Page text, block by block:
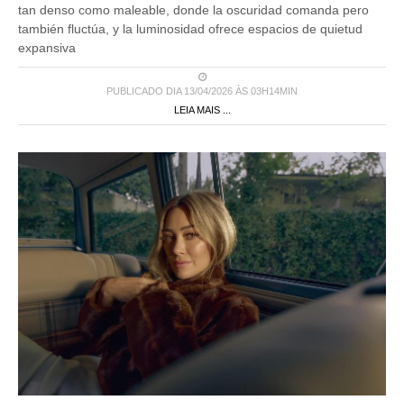
tan denso como maleable, donde la oscuridad comanda pero
también fluctúa, y la luminosidad ofrece espacios de quietud
expansiva
PUBLICADO DIA 13/04/2026 ÀS 03H14MIN
LEIA MAIS ...